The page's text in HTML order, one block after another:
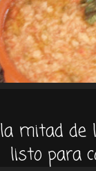
mitad
listo para